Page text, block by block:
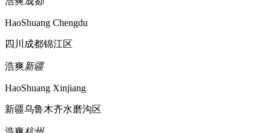
HaoShuang Chengdu
四川成都锦江区
浩爽新疆
HaoShuang Xinjiang
新疆乌鲁木齐水磨沟区